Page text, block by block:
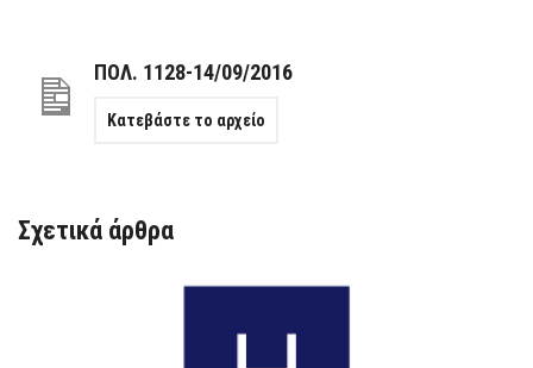
ΠΟΛ. 1128-14/09/2016
Κατεβάστε το αρχείο
Σχετικά άρθρα